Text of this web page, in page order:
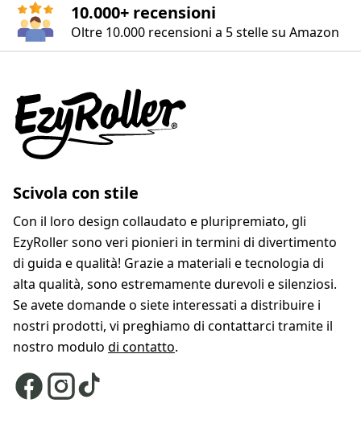
10.000+ recensioni
Oltre 10.000 recensioni a 5 stelle su Amazon
Scivola con stile
Con il loro design collaudato e pluripremiato, gli
EzyRoller sono veri pionieri in termini di divertimento
di guida e qualità! Grazie a materiali e tecnologia di
alta qualità, sono estremamente durevoli e silenziosi.
Se avete domande o siete interessati a distribuire i
nostri prodotti, vi preghiamo di contattarci tramite il
nostro modulo di contatto.